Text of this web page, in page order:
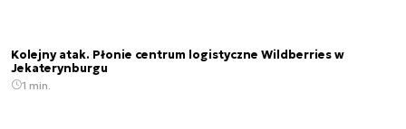
Kolejny atak. Płonie centrum logistyczne Wildberries w
Jekaterynburgu
1 min.